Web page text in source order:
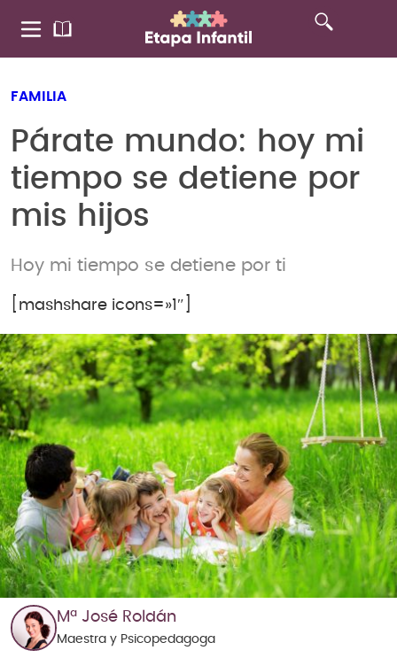
FAMILIA
Párate mundo: hoy mi
tiempo se detiene por
mis hijos
Hoy mi tiempo se detiene por ti
[mashshare icons=»1″]
Mª José Roldán
Maestra y Psicopedagoga